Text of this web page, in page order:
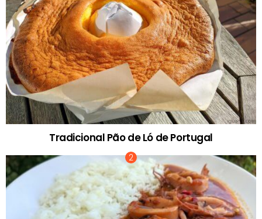
Tradicional Pão de Ló de Portugal